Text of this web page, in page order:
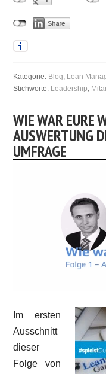
Kategorie: Blog, Lean
Stichworte: Leadership,
WIE WAR EURE
AUSWERTUNG
UMFRAGE
Im ersten
Ausschnitt
dieser
Folge von